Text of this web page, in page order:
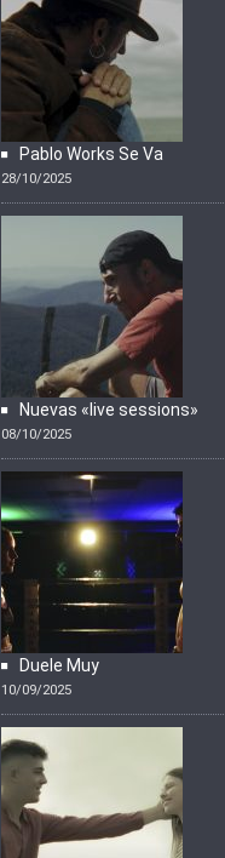
Pablo Works Se Va
28/10/2025
Nuevas «live sessions»
08/10/2025
Duele Muy
10/09/2025